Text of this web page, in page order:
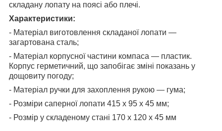
складану лопату на поясі або плечі.
Характеристики:
- Матеріал виготовлення складаної лопати —
загартована сталь;
- Матеріал корпусної частини компаса — пластик.
Корпус герметичний, що запобігає зміні показань у
дощовиту погоду;
- Матеріал ручки для захоплення рукою — гума;
- Розміри саперної лопати 415 х 95 х 45 мм;
- Розмір у складеному стані 170 х 120 х 45 мм